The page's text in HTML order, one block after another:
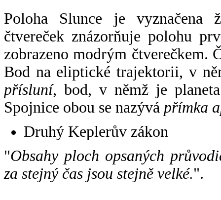
Poloha Slunce je vyznačena
čtvereček znázorňuje polohu
zobrazeno modrým čtverečkem.
Bod na eliptické trajektorii, v
přísluní, bod, v němž je
Spojnice obou se nazývá přímka
Druhý Keplerův zákon
"Obsahy ploch opsaných
za stejný čas jsou stejně velké.".